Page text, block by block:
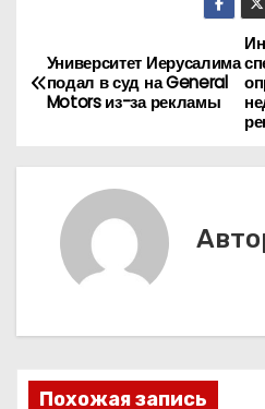
Н
а
ц
и
Университет Иерусалима
подал в суд на General
Motors из-за рекламы
Похожая запись